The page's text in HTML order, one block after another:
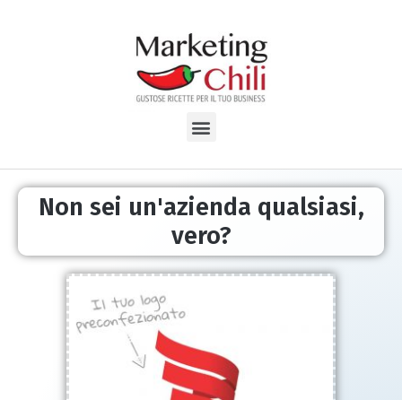
Non sei un'azienda qualsiasi,
vero?